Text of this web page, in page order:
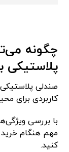
چگونه
پلاستیکی
صندلی
کاربردی برای
با بررسی
مهم هنگام
کنید.